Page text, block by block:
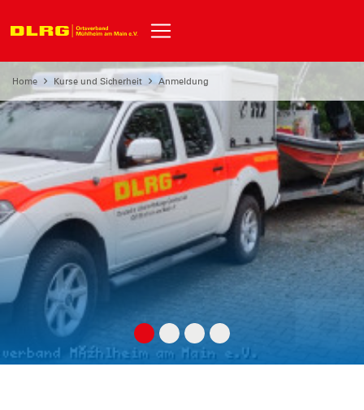
Home Kurse und Sicherheit Anmeldung